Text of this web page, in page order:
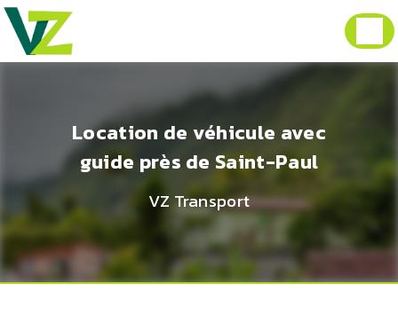
Location de véhicule avec
guide près de Saint-Paul
VZ Transport
Panneau de gestion des cookies